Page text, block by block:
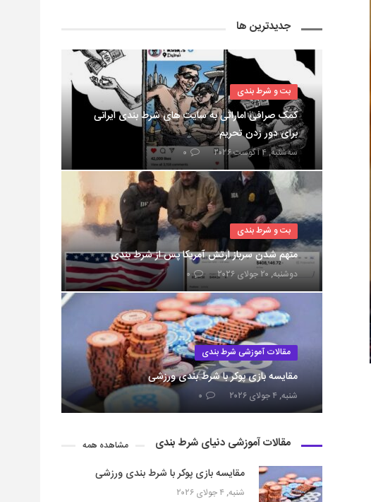
جدیدترین ها
بت و شرط بندی
کمک صرافی اماراتی به سایت های شرط بندی ایرانی
برای دور زدن تحریم
سه‌شنبه, ۴ آگوست ۲۰۲۶ ۰
بت و شرط بندی
متهم شدن سرباز ارتش آمریکا پس از شرط بندی
دوشنبه, ۲۰ جولای ۲۰۲۶ ۰
مقالات آموزشی شرط بندی
مقایسه بازی پوکر با شرط بندی ورزشی
شنبه, ۴ جولای ۲۰۲۶ ۰
مقالات آموزشی دنیای شرط بندی مشاهده همه
مقایسه بازی پوکر با شرط بندی ورزشی
شنبه, ۴ جولای ۲۰۲۶